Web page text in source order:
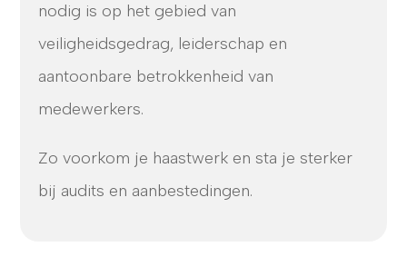
nodig is op het gebied van
veiligheidsgedrag, leiderschap en
aantoonbare betrokkenheid van
medewerkers.
Zo voorkom je haastwerk en sta je sterker
bij audits en aanbestedingen.